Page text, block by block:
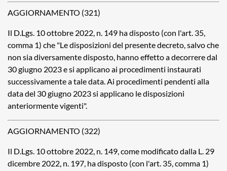
AGGIORNAMENTO (321)
Il D.Lgs. 10 ottobre 2022, n. 149 ha disposto (con l'art. 35,
comma 1) che "Le disposizioni del presente decreto, salvo che
non sia diversamente disposto, hanno effetto a decorrere dal
30 giugno 2023 e si applicano ai procedimenti instaurati
successivamente a tale data. Ai procedimenti pendenti alla
data del 30 giugno 2023 si applicano le disposizioni
anteriormente vigenti".
AGGIORNAMENTO (322)
Il D.Lgs. 10 ottobre 2022, n. 149, come modificato dalla L. 29
dicembre 2022, n. 197, ha disposto (con l'art. 35, comma 1)